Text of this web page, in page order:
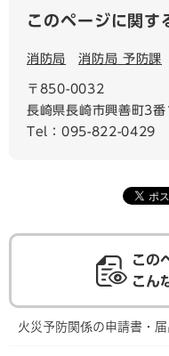
このページに関す
消防局 消防局 予防課
〒850-0032
長崎県長崎市興善町3番
Tel：095-822-0429
この
こん
火災予防関係の申請書・届